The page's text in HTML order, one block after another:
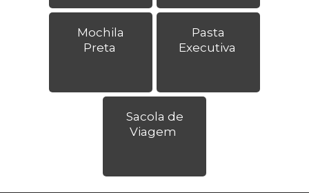
Mochila
Preta
Pasta
Executiva
Sacola de
Viagem